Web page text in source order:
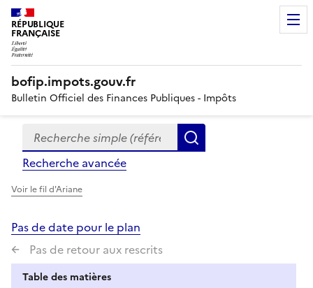
RÉPUBLIQUE
FRANÇAISE
bofip.impots.gouv.fr
Bulletin Officiel des Finances Publiques - Impôts
Formulaire
de
recherche
Recherche simple (références, mots clés, partie du
Recherche avancée
Voir le fil d'Ariane
Pas de date pour le plan
Pas de retour aux rescrits
Table des matières